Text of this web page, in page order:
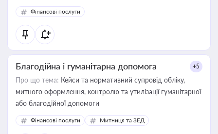
Фінансові послуги
Благодійна і гуманітарна допомога +5
Про що тема: Кейси та нормативний супровід обліку,
митного оформлення, контролю та утилізації гуманітарної
або благодійної допомоги
Фінансові послуги Митниця та ЗЕД